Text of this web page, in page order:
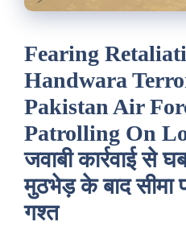
Fearing
Handwara
Pakistan Air
Patrolling On
जवाबी कार्रवाई से
मुठभेड़ के बाद सीमा
गश्त